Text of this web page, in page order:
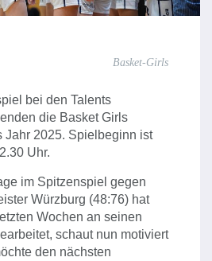
Basket-Girls
bei den Talents
die Basket Girls
Jahr 2025. Spielbeginn ist
Uhr.
im Spitzenspiel gegen
Würzburg (48:76) hat
Wochen an seinen
schaut nun motiviert
den nächsten